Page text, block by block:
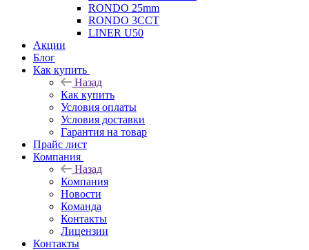
RONDO 25mm
RONDO 3CCT
LINER U50
Акции
Блог
Как купить
Назад
Как купить
Условия оплаты
Условия доставки
Гарантия на товар
Прайс лист
Компания
Назад
Компания
Новости
Команда
Контакты
Лицензии
Контакты